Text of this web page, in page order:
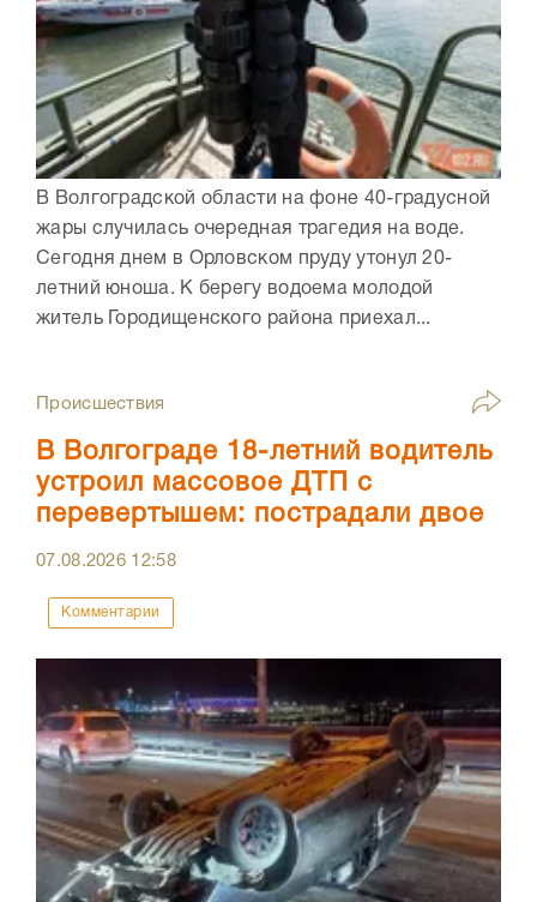
В Волгоградской области на фоне 40-градусной
жары случилась очередная трагедия на воде.
Сегодня днем в Орловском пруду утонул 20-
летний юноша. К берегу водоема молодой
житель Городищенского района приехал...
Происшествия
В Волгограде 18-летний водитель
устроил массовое ДТП с
перевертышем: пострадали двое
07.08.2026 12:58
Комментарии